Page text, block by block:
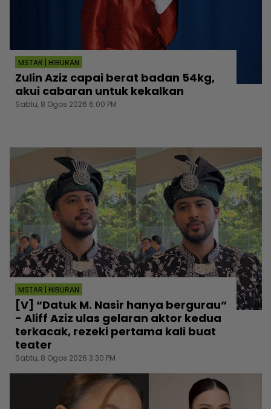
MSTAR | HIBURAN
Zulin Aziz capai berat badan 54kg,
akui cabaran untuk kekalkan
Sabtu, 8 Ogos 2026 6:00 PM
MSTAR | HIBURAN
[V] “Datuk M. Nasir hanya bergurau“
- Aliff Aziz ulas gelaran aktor kedua
terkacak, rezeki pertama kali buat
teater
Sabtu, 8 Ogos 2026 3:30 PM